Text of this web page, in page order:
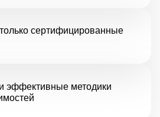
сертифицированные
эффективные методики